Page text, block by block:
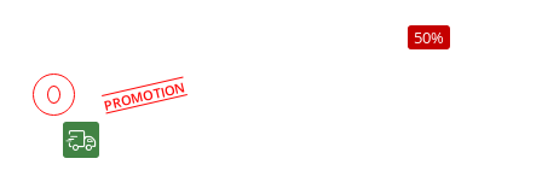
50%
PROMOTION